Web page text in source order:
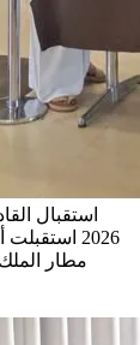
استقبال
2026 استقبلت
مطار